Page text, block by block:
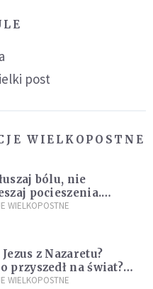
post
WIELKOPOSTNE
bólu, nie
pocieszenia.
zamiast rzucać się
WIELKOPOSTNE
z Nazaretu?
przyszedł na świat?
umarł?
WIELKOPOSTNE